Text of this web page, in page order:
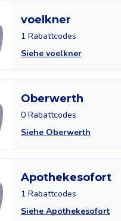
voelkner
1 Rabattcodes
Siehe voelkner
Oberwerth
0 Rabattcodes
Siehe Oberwerth
Apothekesofort
1 Rabattcodes
Siehe Apothekesofort